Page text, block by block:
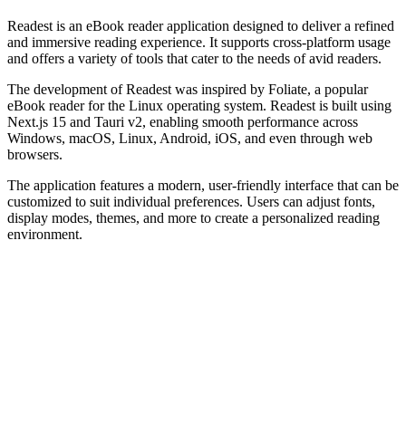
Readest is an eBook reader application designed to deliver a refined
and immersive reading experience. It supports cross-platform usage
and offers a variety of tools that cater to the needs of avid readers.
The development of Readest was inspired by Foliate, a popular
eBook reader for the Linux operating system. Readest is built using
Next.js 15 and Tauri v2, enabling smooth performance across
Windows, macOS, Linux, Android, iOS, and even through web
browsers.
The application features a modern, user-friendly interface that can be
customized to suit individual preferences. Users can adjust fonts,
display modes, themes, and more to create a personalized reading
environment.